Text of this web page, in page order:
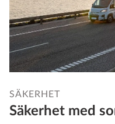
SÄKERHET
Säkerhet med